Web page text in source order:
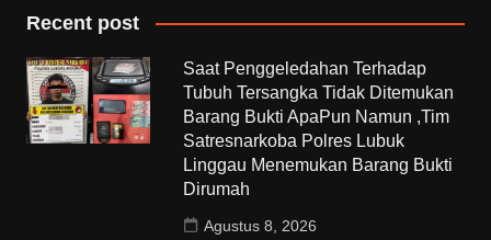
Recent post
Saat Penggeledahan Terhadap
Tubuh Tersangka Tidak Ditemukan
Barang Bukti ApaPun Namun ,Tim
Satresnarkoba Polres Lubuk
Linggau Menemukan Barang Bukti
Dirumah
Agustus 8, 2026